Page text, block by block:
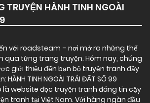
TRUYỆN HÀNH TINH NGOÀI
với roadsteam – nơi mở ra những thế
qua từng trang truyện. Hôm nay, chúng
giới thiệu đến bạn bộ truyện tranh đầy
TINH NGOÀI TRÁI ĐẤT SỐ 99
website đọc truyện tranh đáng tin cậy
tranh tại Việt Nam. Với hàng ngàn đầu